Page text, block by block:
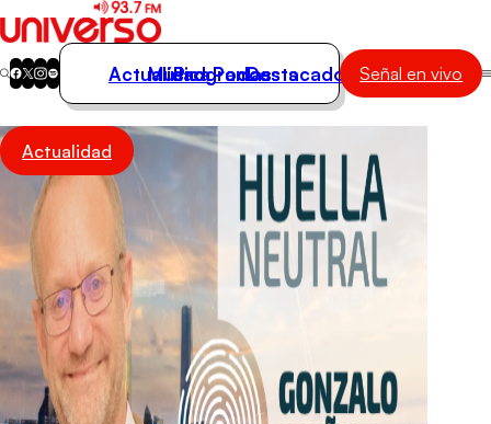
Actualidad
Música
Programas
Podcasts
Destacados
Actualidad
Música
Programas
Podcasts
Destacados Señal en vivo
Actualidad